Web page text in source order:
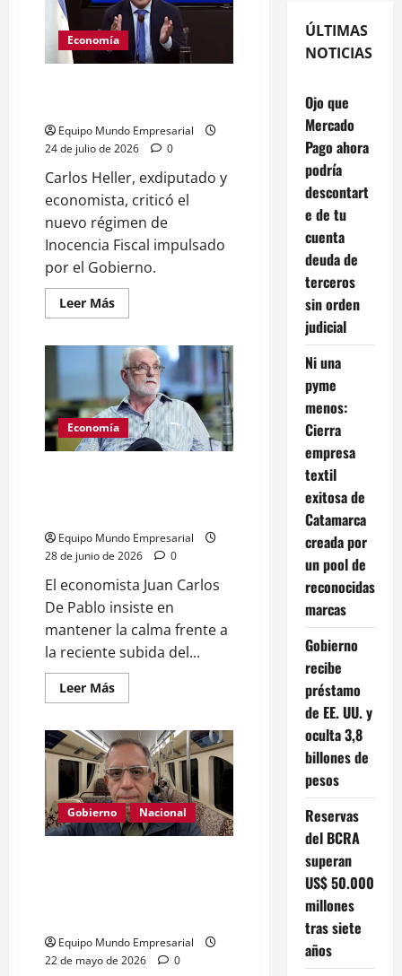
Economía
Equipo Mundo Empresarial
24 de julio de 2026
0
Carlos Heller, exdiputado y
economista, criticó el
nuevo régimen de
Inocencia Fiscal impulsado
por el Gobierno.
Leer MásLeer
más
Carlos
Heller:
Inocencia
Fiscal
beneficia
a
grandes
evasores
Economía
Equipo Mundo Empresarial
28 de junio de 2026
0
El economista Juan Carlos
De Pablo insiste en
mantener la calma frente a
la reciente subida del...
Leer MásLeer
más
Dólar
sube
5%
en
junio:
Juan
Carlos
De
Pablo
Gobierno Nacional
Equipo Mundo Empresarial
22 de mayo de 2026
0
ÚLTIMAS
NOTICIAS
Ojo que
Mercado
Pago ahora
podría
descontart
e de tu
cuenta
deuda de
terceros
sin orden
judicial
Ni una
pyme
menos:
Cierra
empresa
textil
exitosa de
Catamarca
creada por
un pool de
reconocidas
marcas
Gobierno
recibe
préstamo
de EE. UU. y
oculta 3,8
billones de
pesos
Reservas
del BCRA
superan
US$ 50.000
millones
tras siete
años